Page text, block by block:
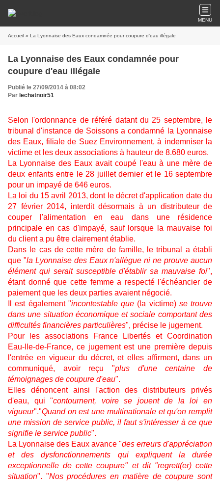
MENU
Accueil » La Lyonnaise des Eaux condamnée pour coupure d'eau illégale
La Lyonnaise des Eaux condamnée pour
coupure d'eau illégale
Publié le 27/09/2014 à 08:02
Par lechatnoir51
Selon l'ordonnance de référé datant du 25 septembre, le
tribunal d'instance de Soissons a condamné la Lyonnaise
des Eaux, filiale de Suez Environnement, à indemniser la
victime et les deux associations à hauteur de 8.680 euros.
La Lyonnaise des Eaux avait coupé l'eau à une mère de
deux enfants entre le 28 juillet dernier et le 16 septembre
pour un impayé de 646 euros.
La loi du 15 avril 2013, dont le décret d'application date du
27 février 2014, interdit désormais à un distributeur de
couper l'alimentation en eau dans une résidence
principale en cas d'impayé, sauf lorsque la mauvaise foi
du client a pu être clairement établie.
Dans le cas de cette mère de famille, le tribunal a établi
que "la Lyonnaise des Eaux n'allègue ni ne prouve aucun
élément qui serait susceptible d'établir sa mauvaise foi",
étant donné que cette femme a respecté l'échéancier de
paiement que les deux parties avaient négocié.
Il est également "incontestable que (la victime) se trouve
dans une situation économique et sociale comportant des
difficultés financières particulières", précise le jugement.
Pour les associations France Libertés et Coordination
Eau-Ile-de-France, ce jugement est une première depuis
l'entrée en vigueur du décret, et elles affirment, dans un
communiqué, avoir reçu "plus d'une centaine de
témoignages de coupure d'eau".
Elles dénoncent ainsi l'action des distributeurs privés
d'eau, qui "contournent, voire se jouent de la loi en
vigueur"."Quand on est une multinationale et qu'on remplit
une mission de service public, il faut s'intéresser à ce que
signifie le service public".
La Lyonnaise des Eaux avance "des erreurs d'appréciation
et des dysfonctionnements qui expliquent la durée
exceptionnelle de cette coupure" et dit "regrett(er) cette
situation". "Nos procédures en matière de coupure sont